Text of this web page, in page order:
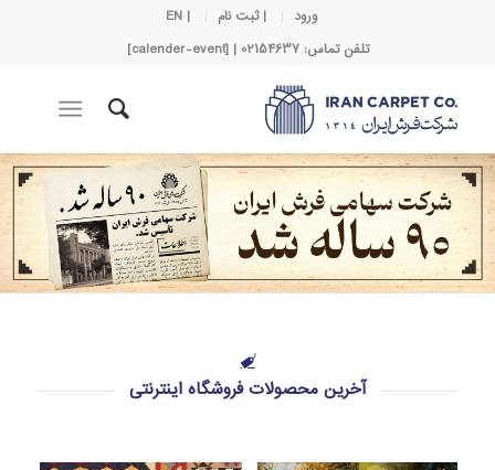
ورود | ثبت نام
| EN
تلفن تماس: 02154637 | [calender-event]
آخرین محصولات فروشگاه اینترنتی